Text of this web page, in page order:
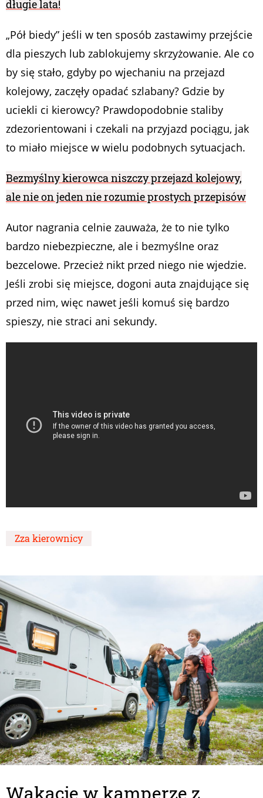
długie lata!
„Pół biedy” jeśli w ten sposób zastawimy przejście
dla pieszych lub zablokujemy skrzyżowanie. Ale co
by się stało, gdyby po wjechaniu na przejazd
kolejowy, zaczęły opadać szlabany? Gdzie by
uciekli ci kierowcy? Prawdopodobnie staliby
zdezorientowani i czekali na przyjazd pociągu, jak
to miało miejsce w wielu podobnych sytuacjach.
Bezmyślny kierowca niszczy przejazd kolejowy,
ale nie on jeden nie rozumie prostych przepisów
Autor nagrania celnie zauważa, że to nie tylko
bardzo niebezpieczne, ale i bezmyślne oraz
bezcelowe. Przecież nikt przed niego nie wjedzie.
Jeśli zrobi się miejsce, dogoni auta znajdujące się
przed nim, więc nawet jeśli komuś się bardzo
spieszy, nie straci ani sekundy.
Zza kierownicy
Wakacje w kamperze z